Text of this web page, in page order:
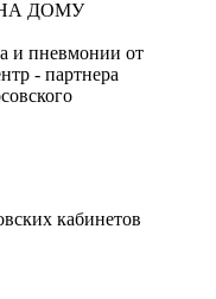
ДОМУ
и пневмонии от
- партнера
кабинетов